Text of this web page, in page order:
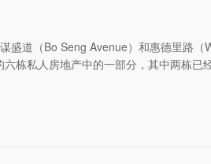
盛道（Bo Seng Avenue）和惠德里路
栋私人房地产中的一部分，其中两栋已经